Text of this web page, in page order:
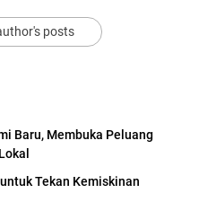
posts
Baru, Membuka Peluang
Tekan Kemiskinan